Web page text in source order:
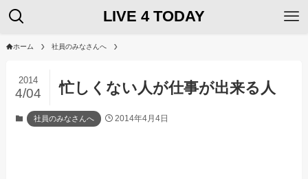
LIVE 4 TODAY
ホーム 社員のみなさんへ
忙しくない人が仕事が出来る人
2014
4/04
社員のみなさんへ 2014年4月4日